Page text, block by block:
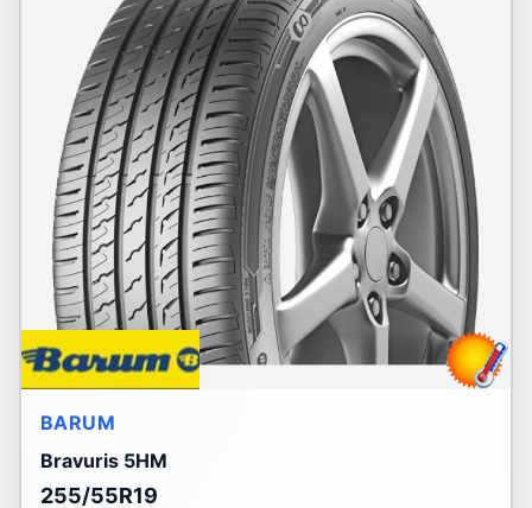
BARUM
Bravuris 5HM
255/55R19